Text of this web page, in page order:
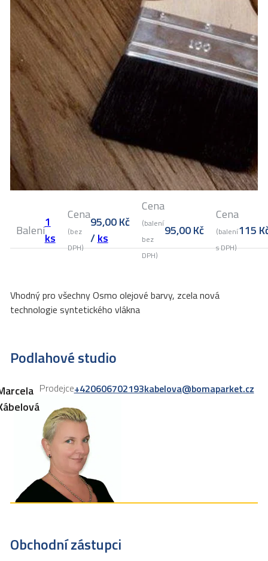
Balení1
ks
Cena
(bez
DPH)
95,00Kč
/ks
Cena
(balení
bez
DPH)
95,00Kč
Cena
(balení
s DPH)
115
Vhodný pro všechny Osmo olejové barvy, zcela nová
technologie syntetického vlákna
Podlahové studio
Prodejce+420606702193kabelova@bomaparket.cz
Obchodní zástupci